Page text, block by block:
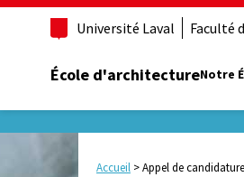
Université Laval Faculté
École d'architectureNotre
Accueil >Appel de